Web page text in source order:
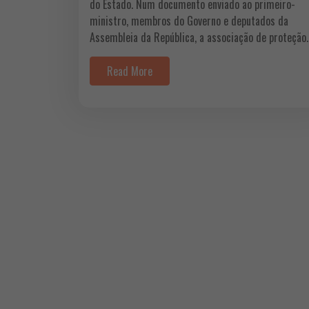
do Estado. Num documento enviado ao primeiro-
ministro, membros do Governo e deputados da
Assembleia da República, a associação de
Read More